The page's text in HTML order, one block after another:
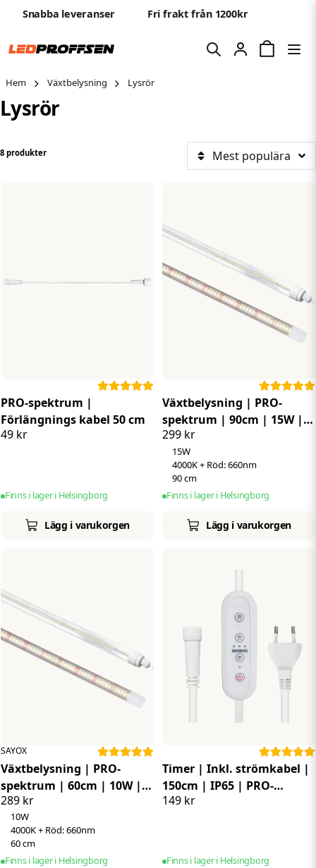
Snabba leveranser Fri frakt från 1200kr
Hem Växtbelysning Lysrör
Lysrör
8 produkter Mest populära
PRO-spektrum |
Förlängnings kabel 50 cm
49 kr
Finns i lager i Helsingborg
Lägg i varukorgen
Växtbelysning | PRO-
spektrum | 90cm | 15W |
Vitt ljus | IP65 | 660 Nm
299 kr
15W
4000K + Röd: 660nm
90 cm
Finns i lager i Helsingborg
Lägg i varukorgen
SAYOX
Växtbelysning | PRO-
spektrum | 60cm | 10W |
Vitt ljus | IP65 | 660 Nm
289 kr
10W
4000K + Röd: 660nm
60 cm
Finns i lager i Helsingborg
Timer | Inkl. strömkabel |
150cm | IP65 | PRO-
spektrum | 230V
149 kr
Finns i lager i Helsingborg